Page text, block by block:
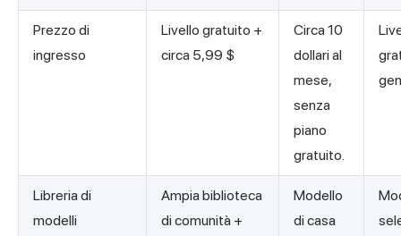
Prezzo di
ingresso
Livello gratuito +
circa 5,99 $
Circa 10
dollari al
mese,
senza
piano
gratuito.
Libreria di
modelli
Ampia biblioteca
di comunità +
Modello
di casa